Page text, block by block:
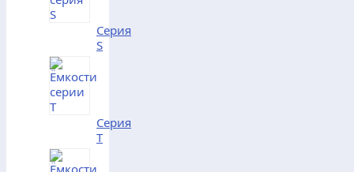
Серия
S
Серия
T